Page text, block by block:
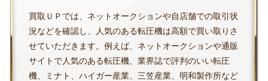
買取ＵＰでは、ネットオークションや自店舗での取引状
況などを確認し、人気のある転圧機は高額で買い取りさ
せていただきます。例えば、ネットオークションや通販
サイトで人気のある転圧機、業界誌で評判のいい転圧
機、ミナト、ハイガー産業、三笠産業、明和製作所など